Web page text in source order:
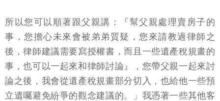
所以您可以順著跟父親講：『幫父親處理賣房子的
事，您擔心未來會被弟弟質疑，您來請教過律師之
後，律師建議需要寫授權書，而且一些遺產稅規畫的
事，也可以一起來和律師討論』，您帶父親一起來討
論之後，我會從遺產稅規畫部分切入，也給他一些預
立遺囑避免紛爭的觀念建議的。」我憑著一些其他客